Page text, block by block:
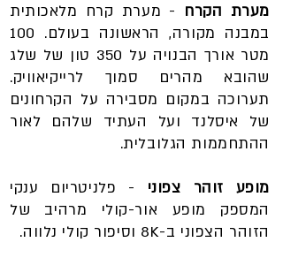
מערת הקרח - מערת קרח מלאכותית
במבנה מקורה, הראשונה בעולם. 100
מטר אורך הבנויה על 350 טון של שלג
שהובא מהרים סמוך לרייקיאוויק.
תערוכה במקום מסבירה על הקרחונים
של איסלנד ועל העתיד שלהם לאור
ההתחממות הגלובלית.
מופע זוהר צפוני - פלניטריום ענקי
המספק מופע אור-קולי מרהיב של
הזוהר הצפוני ב-8K וסיפור קולי נלווה.